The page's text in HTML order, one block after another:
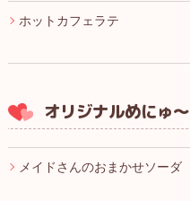
ホットカフェラテ
オリジナルめにゅ～
メイドさんのおまかせソーダ